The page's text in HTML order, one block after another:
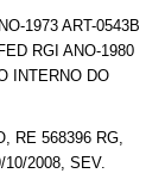
1973 ART-0543B
RGI ANO-1980
INTERNO DO
RE 568396 RG,
10/2008, SEV.